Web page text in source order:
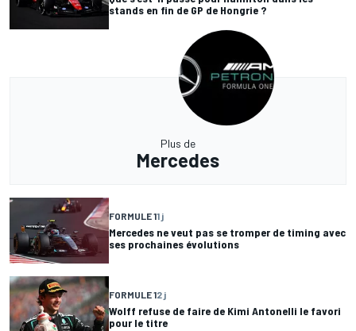
stands en fin de GP de Hongrie ?
Plus de
Mercedes
FORMULE 11 j
Mercedes ne veut pas se tromper de timing avec
ses prochaines évolutions
FORMULE 12 j
Wolff refuse de faire de Kimi Antonelli le favori
pour le titre